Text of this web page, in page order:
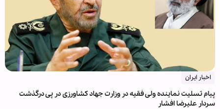
اخبار ایران
پیام تسلیت نماینده ولی فقیه در وزارت جهاد کشاورزی در پی درگذشت
سردار علیرضا افشار